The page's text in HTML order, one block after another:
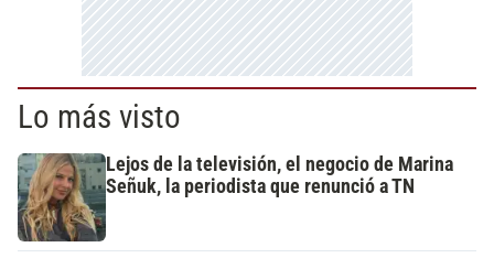
Lo más visto
Lejos de la televisión, el negocio de Marina
Señuk, la periodista que renunció a TN